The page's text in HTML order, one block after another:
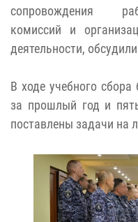
сопровождения
комиссий и
деятельности,
В ходе учебного
за прошлый год и
поставлены задачи на